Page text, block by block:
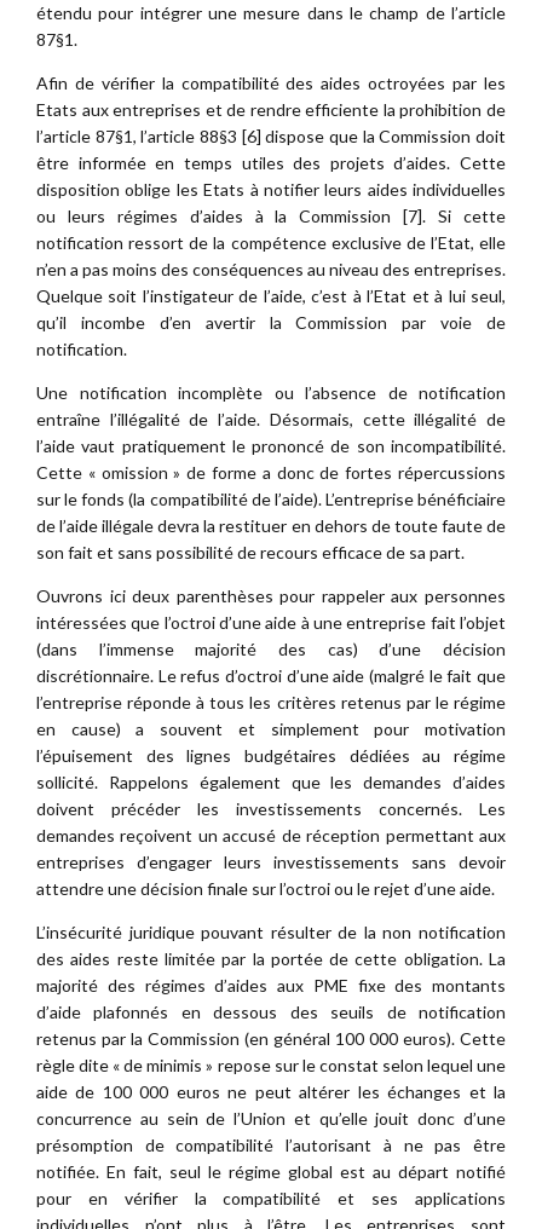
étendu pour intégrer une mesure dans le champ de l’article
87§1.
Afin de vérifier la compatibilité des aides octroyées par les
Etats aux entreprises et de rendre efficiente la prohibition de
l’article 87§1, l’article 88§3 [6] dispose que la Commission doit
être informée en temps utiles des projets d’aides. Cette
disposition oblige les Etats à notifier leurs aides individuelles
ou leurs régimes d’aides à la Commission [7]. Si cette
notification ressort de la compétence exclusive de l’Etat, elle
n’en a pas moins des conséquences au niveau des entreprises.
Quelque soit l’instigateur de l’aide, c’est à l’Etat et à lui seul,
qu’il incombe d’en avertir la Commission par voie de
notification.
Une notification incomplète ou l’absence de notification
entraîne l’illégalité de l’aide. Désormais, cette illégalité de
l’aide vaut pratiquement le prononcé de son incompatibilité.
Cette « omission » de forme a donc de fortes répercussions
sur le fonds (la compatibilité de l’aide). L’entreprise bénéficiaire
de l’aide illégale devra la restituer en dehors de toute faute de
son fait et sans possibilité de recours efficace de sa part.
Ouvrons ici deux parenthèses pour rappeler aux personnes
intéressées que l’octroi d’une aide à une entreprise fait l’objet
(dans l’immense majorité des cas) d’une décision
discrétionnaire. Le refus d’octroi d’une aide (malgré le fait que
l’entreprise réponde à tous les critères retenus par le régime
en cause) a souvent et simplement pour motivation
l’épuisement des lignes budgétaires dédiées au régime
sollicité. Rappelons également que les demandes d’aides
doivent précéder les investissements concernés. Les
demandes reçoivent un accusé de réception permettant aux
entreprises d’engager leurs investissements sans devoir
attendre une décision finale sur l’octroi ou le rejet d’une aide.
L’insécurité juridique pouvant résulter de la non notification
des aides reste limitée par la portée de cette obligation. La
majorité des régimes d’aides aux PME fixe des montants
d’aide plafonnés en dessous des seuils de notification
retenus par la Commission (en général 100 000 euros). Cette
règle dite « de minimis » repose sur le constat selon lequel une
aide de 100 000 euros ne peut altérer les échanges et la
concurrence au sein de l’Union et qu’elle jouit donc d’une
présomption de compatibilité l’autorisant à ne pas être
notifiée. En fait, seul le régime global est au départ notifié
pour en vérifier la compatibilité et ses applications
individuelles n’ont plus à l’être. Les entreprises sont